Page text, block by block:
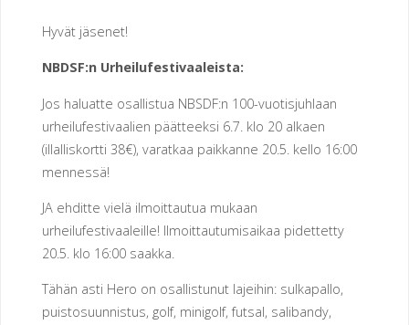
EN
U
R
HE
US
RA
Hyvät jäsenet!
NBDSF:n Urheilufestivaaleista:
Jos haluatte osallistua NBSDF:n 100-vuotisjuhlaan
urheilufestivaalien päätteeksi 6.7. klo 20 alkaen
(illalliskortti 38€), varatkaa paikkanne 20.5. kello 16:00
mennessä!
JA ehditte vielä ilmoittautua mukaan
urheilufestivaaleille! Ilmoittautumisaikaa pidettetty
20.5. klo 16:00 saakka.
Tähän asti Hero on osallistunut lajeihin: sulkapallo,
puistosuunnistus, golf, minigolf, futsal, salibandy,